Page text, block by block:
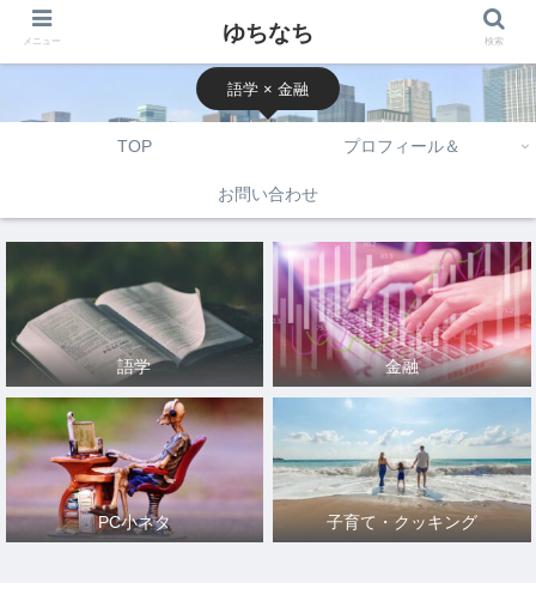
語学 × 金融
TOP プロフィール＆
お問い合わせ
語学 金融
PC小ネタ 子育て・クッキング
メニュー ゆちなち 検索